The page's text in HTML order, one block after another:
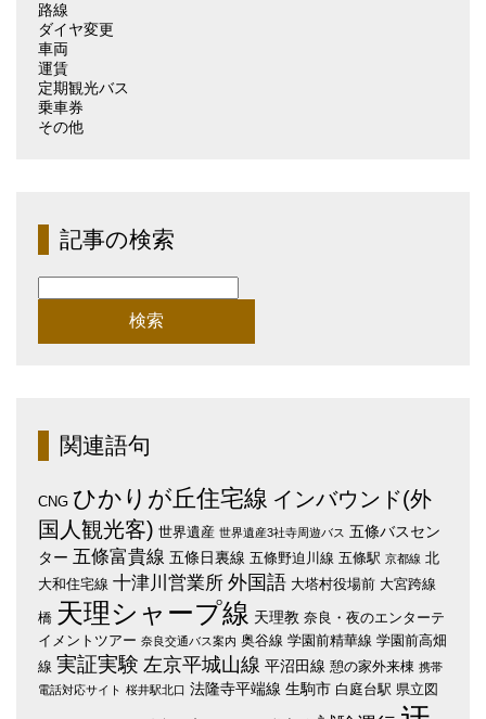
路線
ダイヤ変更
車両
運賃
定期観光バス
乗車券
その他
記事の検索
索:
関連語句
CNG ひかりが丘住宅線 インバウンド(外
国人観光客) 世界遺産 世界遺産3社寺周遊バス 五條バスセン
ター 五條富貴線 五條日裏線 五條野迫川線 五條駅 京都線 北
大和住宅線 十津川営業所 外国語 大塔村役場前 大宮跨線
橋 天理シャープ線 天理教 奈良・夜のエンターテ
イメントツアー 奈良交通バス案内 奥谷線 学園前精華線 学園前高畑
線 実証実験 左京平城山線 平沼田線 憩の家外来棟 携帯
電話対応サイト 桜井駅北口 法隆寺平端線 生駒市 白庭台駅 県立図